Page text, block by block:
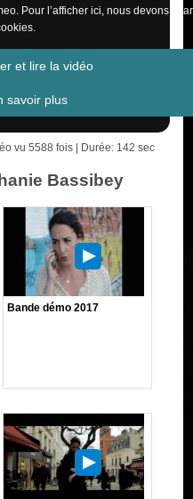
Pour l’afficher ici, nous devons
et lire la vidéo
savoir plus
vu 5588 fois | Durée: 142 sec
Bassibey
Bande démo 2017